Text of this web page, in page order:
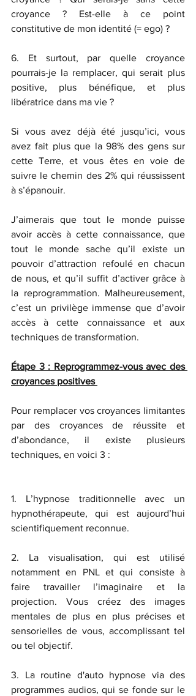
croyance ? Est-elle à ce point
constitutive de mon identité (= ego) ?
6. Et surtout, par quelle croyance
pourrais-je la remplacer, qui serait plus
positive, plus bénéfique, et plus
libératrice dans ma vie ?
Si vous avez déjà été jusqu’ici, vous
avez fait plus que la 98% des gens sur
cette Terre, et vous êtes en voie de
suivre le chemin des 2% qui réussissent
à s’épanouir.
J’aimerais que tout le monde puisse
avoir accès à cette connaissance, que
tout le monde sache qu’il existe un
pouvoir d’attraction refoulé en chacun
de nous, et qu’il suffit d’activer grâce à
la reprogrammation. Malheureusement,
c’est un privilège immense que d’avoir
accès à cette connaissance et aux
techniques de transformation.
Étape 3 : Reprogrammez-vous avec des
croyances positives
Pour remplacer vos croyances limitantes
par des croyances de réussite et
d’abondance, il existe plusieurs
techniques, en voici 3 :
1. L’hypnose traditionnelle avec un
hypnothérapeute, qui est aujourd’hui
scientifiquement reconnue.
2. La visualisation, qui est utilisé
notamment en PNL et qui consiste à
faire travailler l’imaginaire et la
projection. Vous créez des images
mentales de plus en plus précises et
sensorielles de vous, accomplissant tel
ou tel objectif.
3. La routine d'auto hypnose via des
programmes audios, qui se fonde sur le